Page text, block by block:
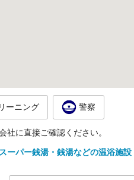
ーニング 警察
に直接ご確認ください。
ーパー銭湯・銭湯などの温浴施設